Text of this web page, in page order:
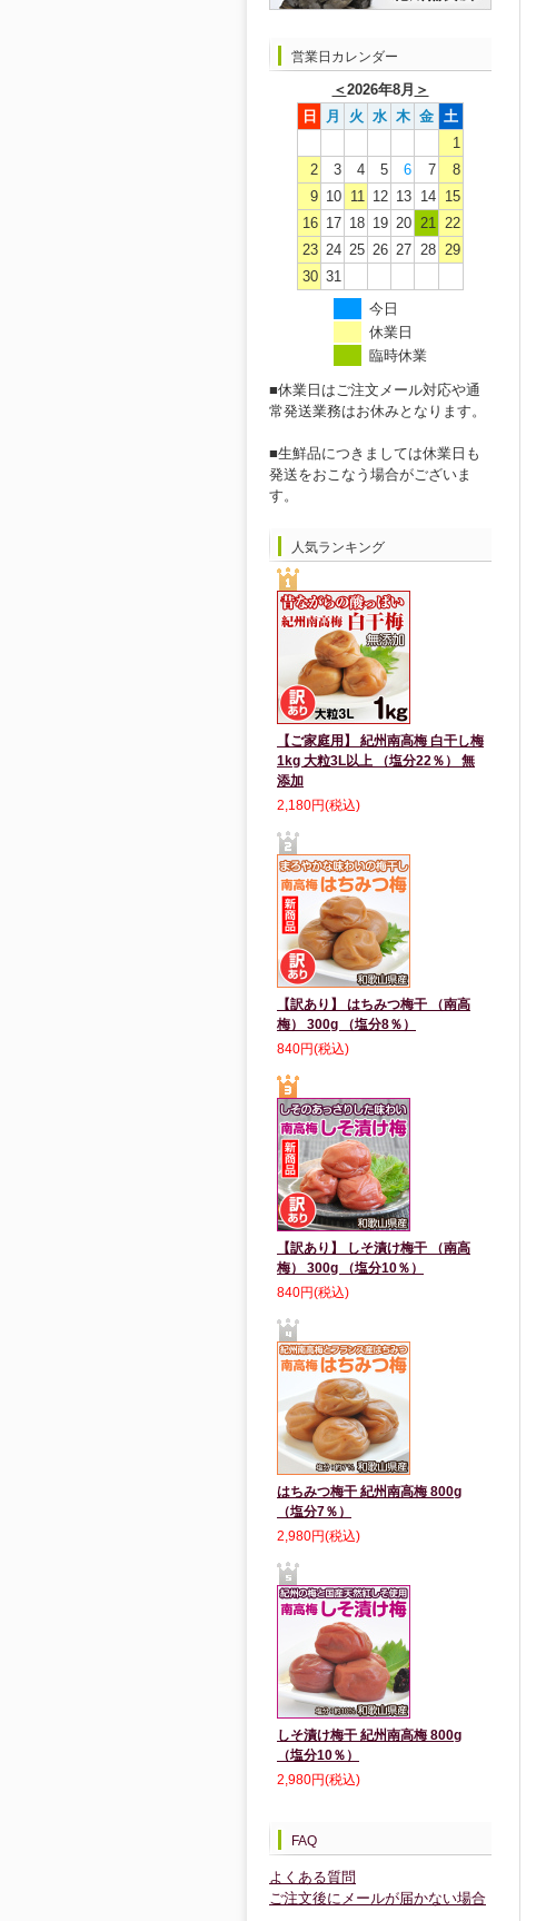
営業日カレンダー
＜2026年8月 ＞
日
月 火 水 木 金 土
1
2
3 4 5 6 7
8
9 10 11 12 13 14 15
16 17 18 19 20 21 22
23 24 25 26 27 28 29
30 31
今日
休業日
臨時休業
■休業日はご注文メール対応や通
常発送業務はお休みとなります。
■生鮮品につきましては休業日も
発送をおこなう場合がございま
す。
人気ランキング
【ご家庭用】 紀州南高梅 白干し梅
1kg 大粒3L以上 （塩分22％） 無
添加
2,180円(税込)
【訳あり】 はちみつ梅干 （南高
梅） 300g （塩分8％）
840円(税込)
【訳あり】 しそ漬け梅干 （南高
梅） 300g （塩分10％）
840円(税込)
はちみつ梅干 紀州南高梅 800g
（塩分7％）
2,980円(税込)
しそ漬け梅干 紀州南高梅 800g
（塩分10％）
2,980円(税込)
FAQ
よくある質問
ご注文後にメールが届かない場合